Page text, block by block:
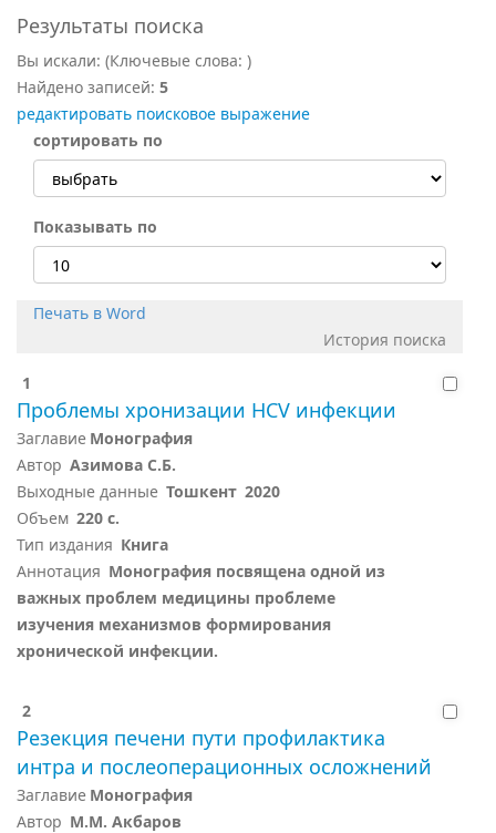
Результаты поиска
Вы искали: (Ключевые слова: )
Найдено записей: 5
редактировать поисковое выражение
сортировать по
Показывать по
Печать в Word
История поиска
1
Проблемы хронизации HCV инфекции
Заглавие Монография
Автор Азимова С.Б.
Выходные данные Тошкент 2020
Объем 220 с.
Тип издания Книга
Аннотация Монография посвящена одной из
важных проблем медицины проблеме
изучения механизмов формирования
хронической инфекции.
2
Резекция печени пути профилактика
интра и послеоперационных осложнений
Заглавие Монография
Автор М.М. Акбаров